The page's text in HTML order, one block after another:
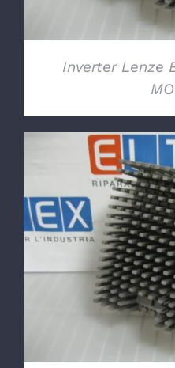
Inverter Lenze